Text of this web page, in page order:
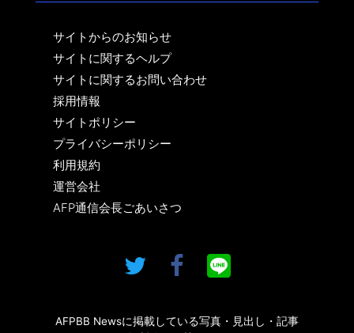
サイトからのお知らせ
サイトに関するヘルプ
サイトに関するお問い合わせ
採用情報
サイトポリシー
プライバシーポリシー
利用規約
運営会社
AFP通信会長ごあいさつ
AFPBB Newsに掲載している写真・見出し・記事